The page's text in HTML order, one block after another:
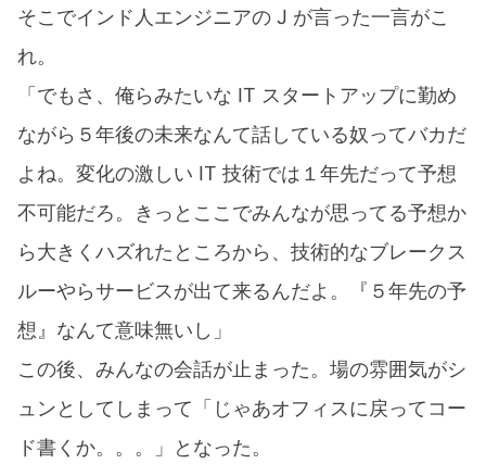
そこでインド人エンジニアの J が言った一言がこ
れ。
「でもさ、俺らみたいな IT スタートアップに勤め
ながら５年後の未来なんて話している奴ってバカだ
よね。変化の激しい IT 技術では１年先だって予想
不可能だろ。きっとここでみんなが思ってる予想か
ら大きくハズれたところから、技術的なブレークス
ルーやらサービスが出て来るんだよ。『５年先の予
想』なんて意味無いし」
この後、みんなの会話が止まった。場の雰囲気がシ
ュンとしてしまって「じゃあオフィスに戻ってコー
ド書くか。。。」となった。